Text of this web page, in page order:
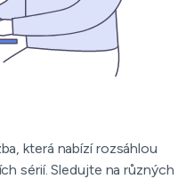
která nabízí rozsáhlou
sérií. Sledujte na různých